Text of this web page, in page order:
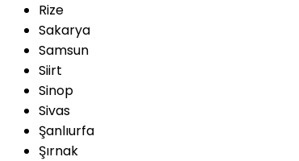
Rize
Sakarya
Samsun
Siirt
Sinop
Sivas
Şanlıurfa
Şırnak